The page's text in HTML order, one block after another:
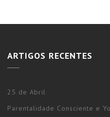
ARTIGOS RECENTES
25 de Abril
Parentalidade Consciente e